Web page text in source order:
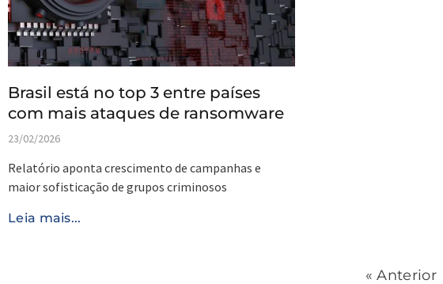
Brasil está no top 3 entre países
com mais ataques de ransomware
23/02/2026
Relatório aponta crescimento de campanhas e
maior sofisticação de grupos criminosos
Leia mais...
« Anterior